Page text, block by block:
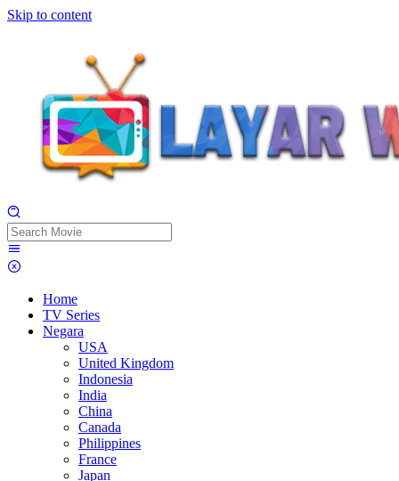
Skip to content
Home
TV Series
Negara
USA
United Kingdom
Indonesia
India
China
Canada
Philippines
France
Japan